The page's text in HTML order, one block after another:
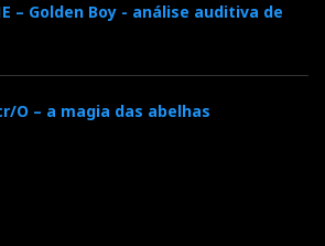
– Golden Boy - análise auditiva de
O – a magia das abelhas